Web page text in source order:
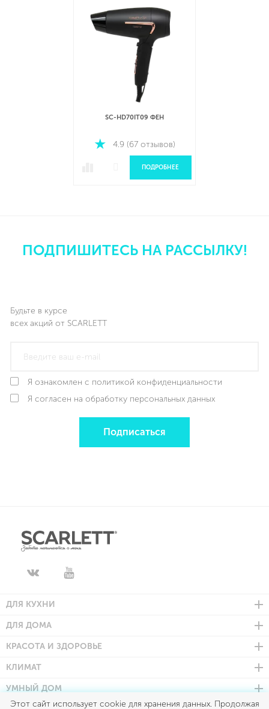
SC-HD70IT09 ФЕН
4.9 (67 отзывов)
ПОДРОБНЕЕ
ПОДПИШИТЕСЬ НА РАССЫЛКУ!
Будьте в курсе
всех акций от SCARLETT
Я ознакомлен с политикой конфиденциальности
Я согласен на обработку персональных данных
Подписаться
ДЛЯ КУХНИ
ДЛЯ ДОМА
КРАСОТА И ЗДОРОВЬЕ
КЛИМАТ
УМНЫЙ ДОМ
Этот сайт использует cookie для хранения данных. Продолжая